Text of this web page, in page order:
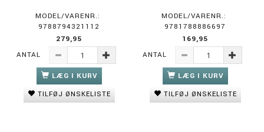
MODEL/VARENR.:
9788794321112
279,95
ANTAL
LÆG I KURV
TILFØJ ØNSKELISTE
MODEL/VARENR.:
9781788886697
169,95
ANTAL
LÆG I KURV
TILFØJ ØNSKELISTE